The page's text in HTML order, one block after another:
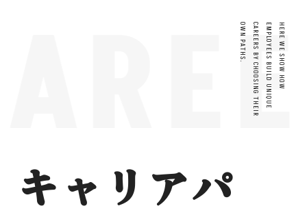
HERE WE SHOW HOW
EMPLOYEES BUILD UNIQUE
CAREERS BY CHOOSING THEIR
OWN PATHS.
キャリアパ